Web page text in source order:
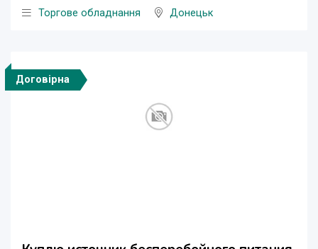
Торгове обладнання
Донецьк
Договірна